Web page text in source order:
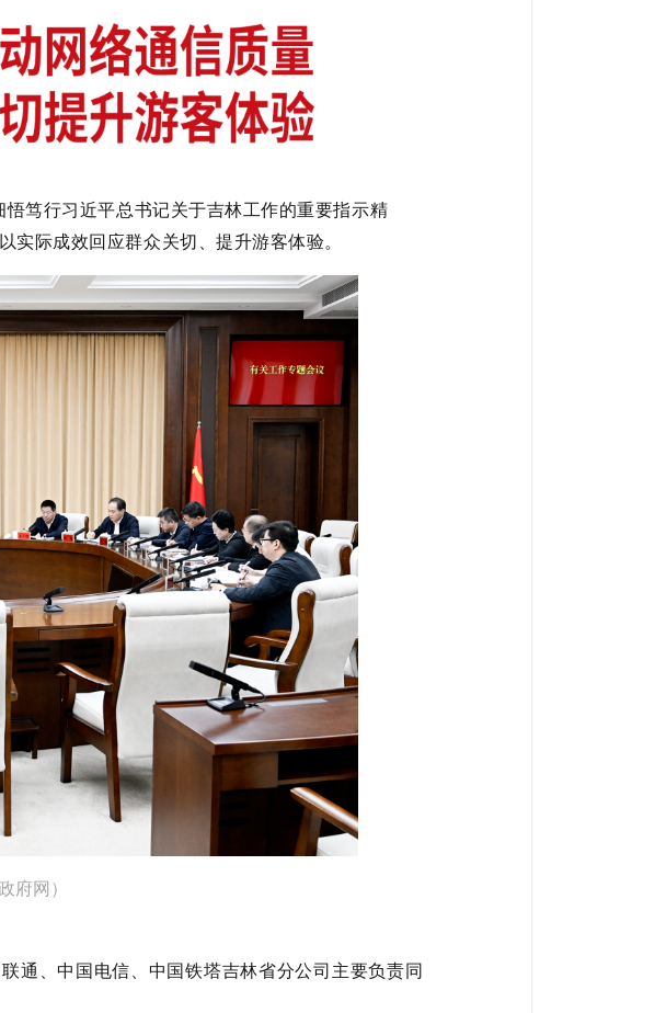
悟笃行习近平总书记关于吉林工作的重要指示精
实际成效回应群众关切、提升游客体验。
府网）
通、中国电信、中国铁塔吉林省分公司主要负责同